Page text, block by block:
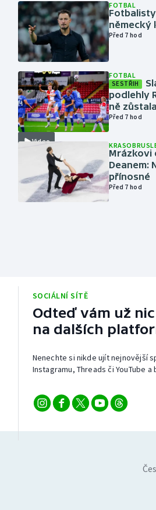
FOTBAL
německý
Před 7 hod
Video
FOTBAL
SESTŘIH
podlehly
ně
Před 7 hod
Mrázkovi
Deanem:
přínosné
Před 7 hod
SOCIÁLNÍ SÍTĚ
Odteď vám už
na dalších
Nenechte si nikde ujít nejnovější
Instagramu, Threads či YouTube